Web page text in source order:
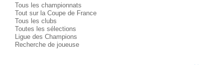
Tous les championnats
Tout sur la Coupe de France
Tous les clubs
Toutes les sélections
Ligue des Champions
Recherche de joueuse